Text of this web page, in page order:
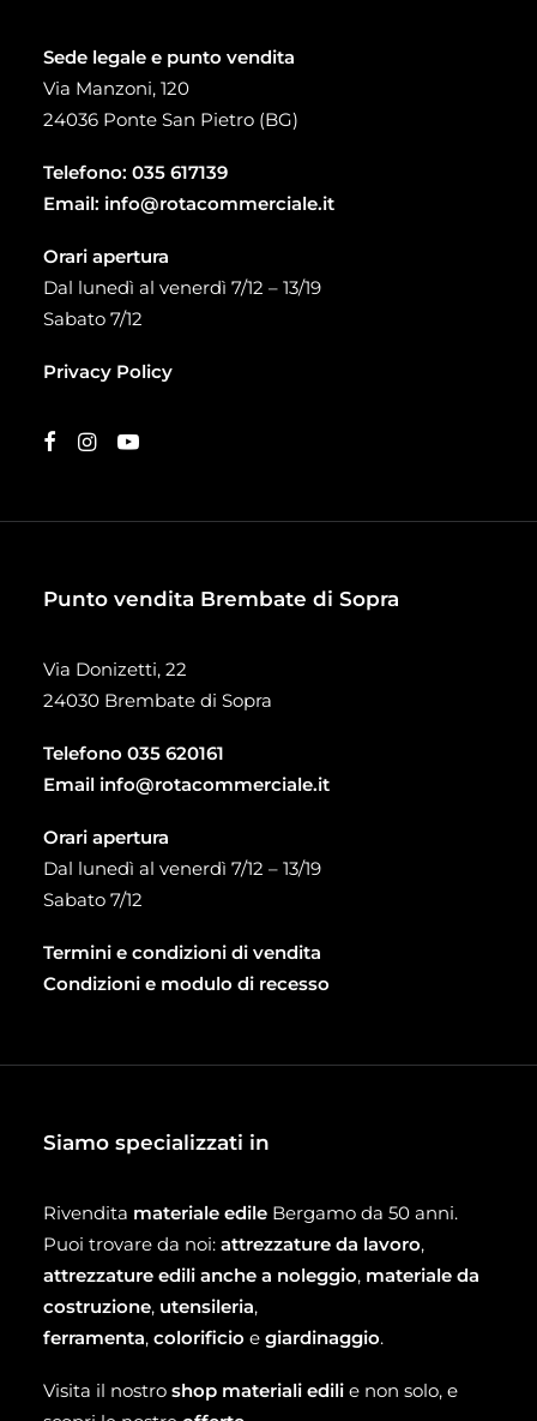
Sede legale e punto vendita
Via Manzoni, 120
24036 Ponte San Pietro (BG)
Telefono: 035 617139
Email: info@rotacommerciale.it
Orari apertura
Dal lunedì al venerdì 7/12 – 13/19
Sabato 7/12
Privacy Policy
Punto vendita Brembate di Sopra
Via Donizetti, 22
24030 Brembate di Sopra
Telefono 035 620161
Email info@rotacommerciale.it
Orari apertura
Dal lunedì al venerdì 7/12 – 13/19
Sabato 7/12
Termini e condizioni di vendita
Condizioni e modulo di recesso
Siamo specializzati in
Rivendita materiale edile Bergamo da 50 anni.
Puoi trovare da noi: attrezzature da lavoro,
attrezzature edili anche a noleggio, materiale da
costruzione, utensileria,
ferramenta, colorificio e giardinaggio.
Visita il nostro shop materiali edili e non solo, e